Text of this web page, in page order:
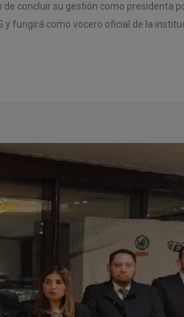
concluir su gestión como presidenta
y fungirá como vocero oficial de la